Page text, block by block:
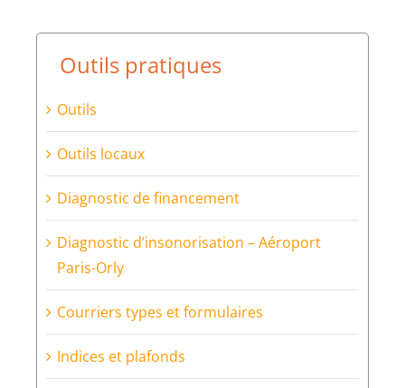
Outils pratiques
Outils
Outils locaux
Diagnostic de financement
Diagnostic d’insonorisation – Aéroport
Paris-Orly
Courriers types et formulaires
Indices et plafonds